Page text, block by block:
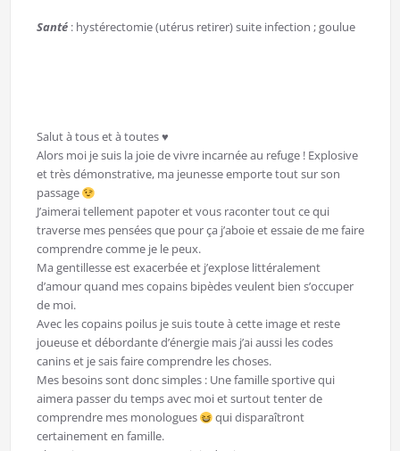
Santé: hystérectomie (utérus retirer) suite infection ; goulue
Salut à tous et à toutes ♥️
Alors moi je suis la joie de vivre incarnée au refuge ! Explosive
et très démonstrative, ma jeunesse emporte tout sur son
passage
J’aimerai tellement papoter et vous raconter tout ce qui
traverse mes pensées que pour ça j’aboie et essaie de me faire
comprendre comme je le peux.
Ma gentillesse est exacerbée et j’explose littéralement
d’amour quand mes copains bipèdes veulent bien s’occuper
de moi.
Avec les copains poilus je suis toute à cette image et reste
joueuse et débordante d’énergie mais j’ai aussi les codes
canins et je sais faire comprendre les choses.
Mes besoins sont donc simples : Une famille sportive qui
aimera passer du temps avec moi et surtout tenter de
comprendre mes monologues
qui disparaîtront
certainement en famille.